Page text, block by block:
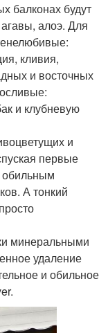
балконах будут
алоэ. Для
кливия,
и восточных
и клубневую
и
первые
обильным
А тонкий
минеральными
удаление
и обильное